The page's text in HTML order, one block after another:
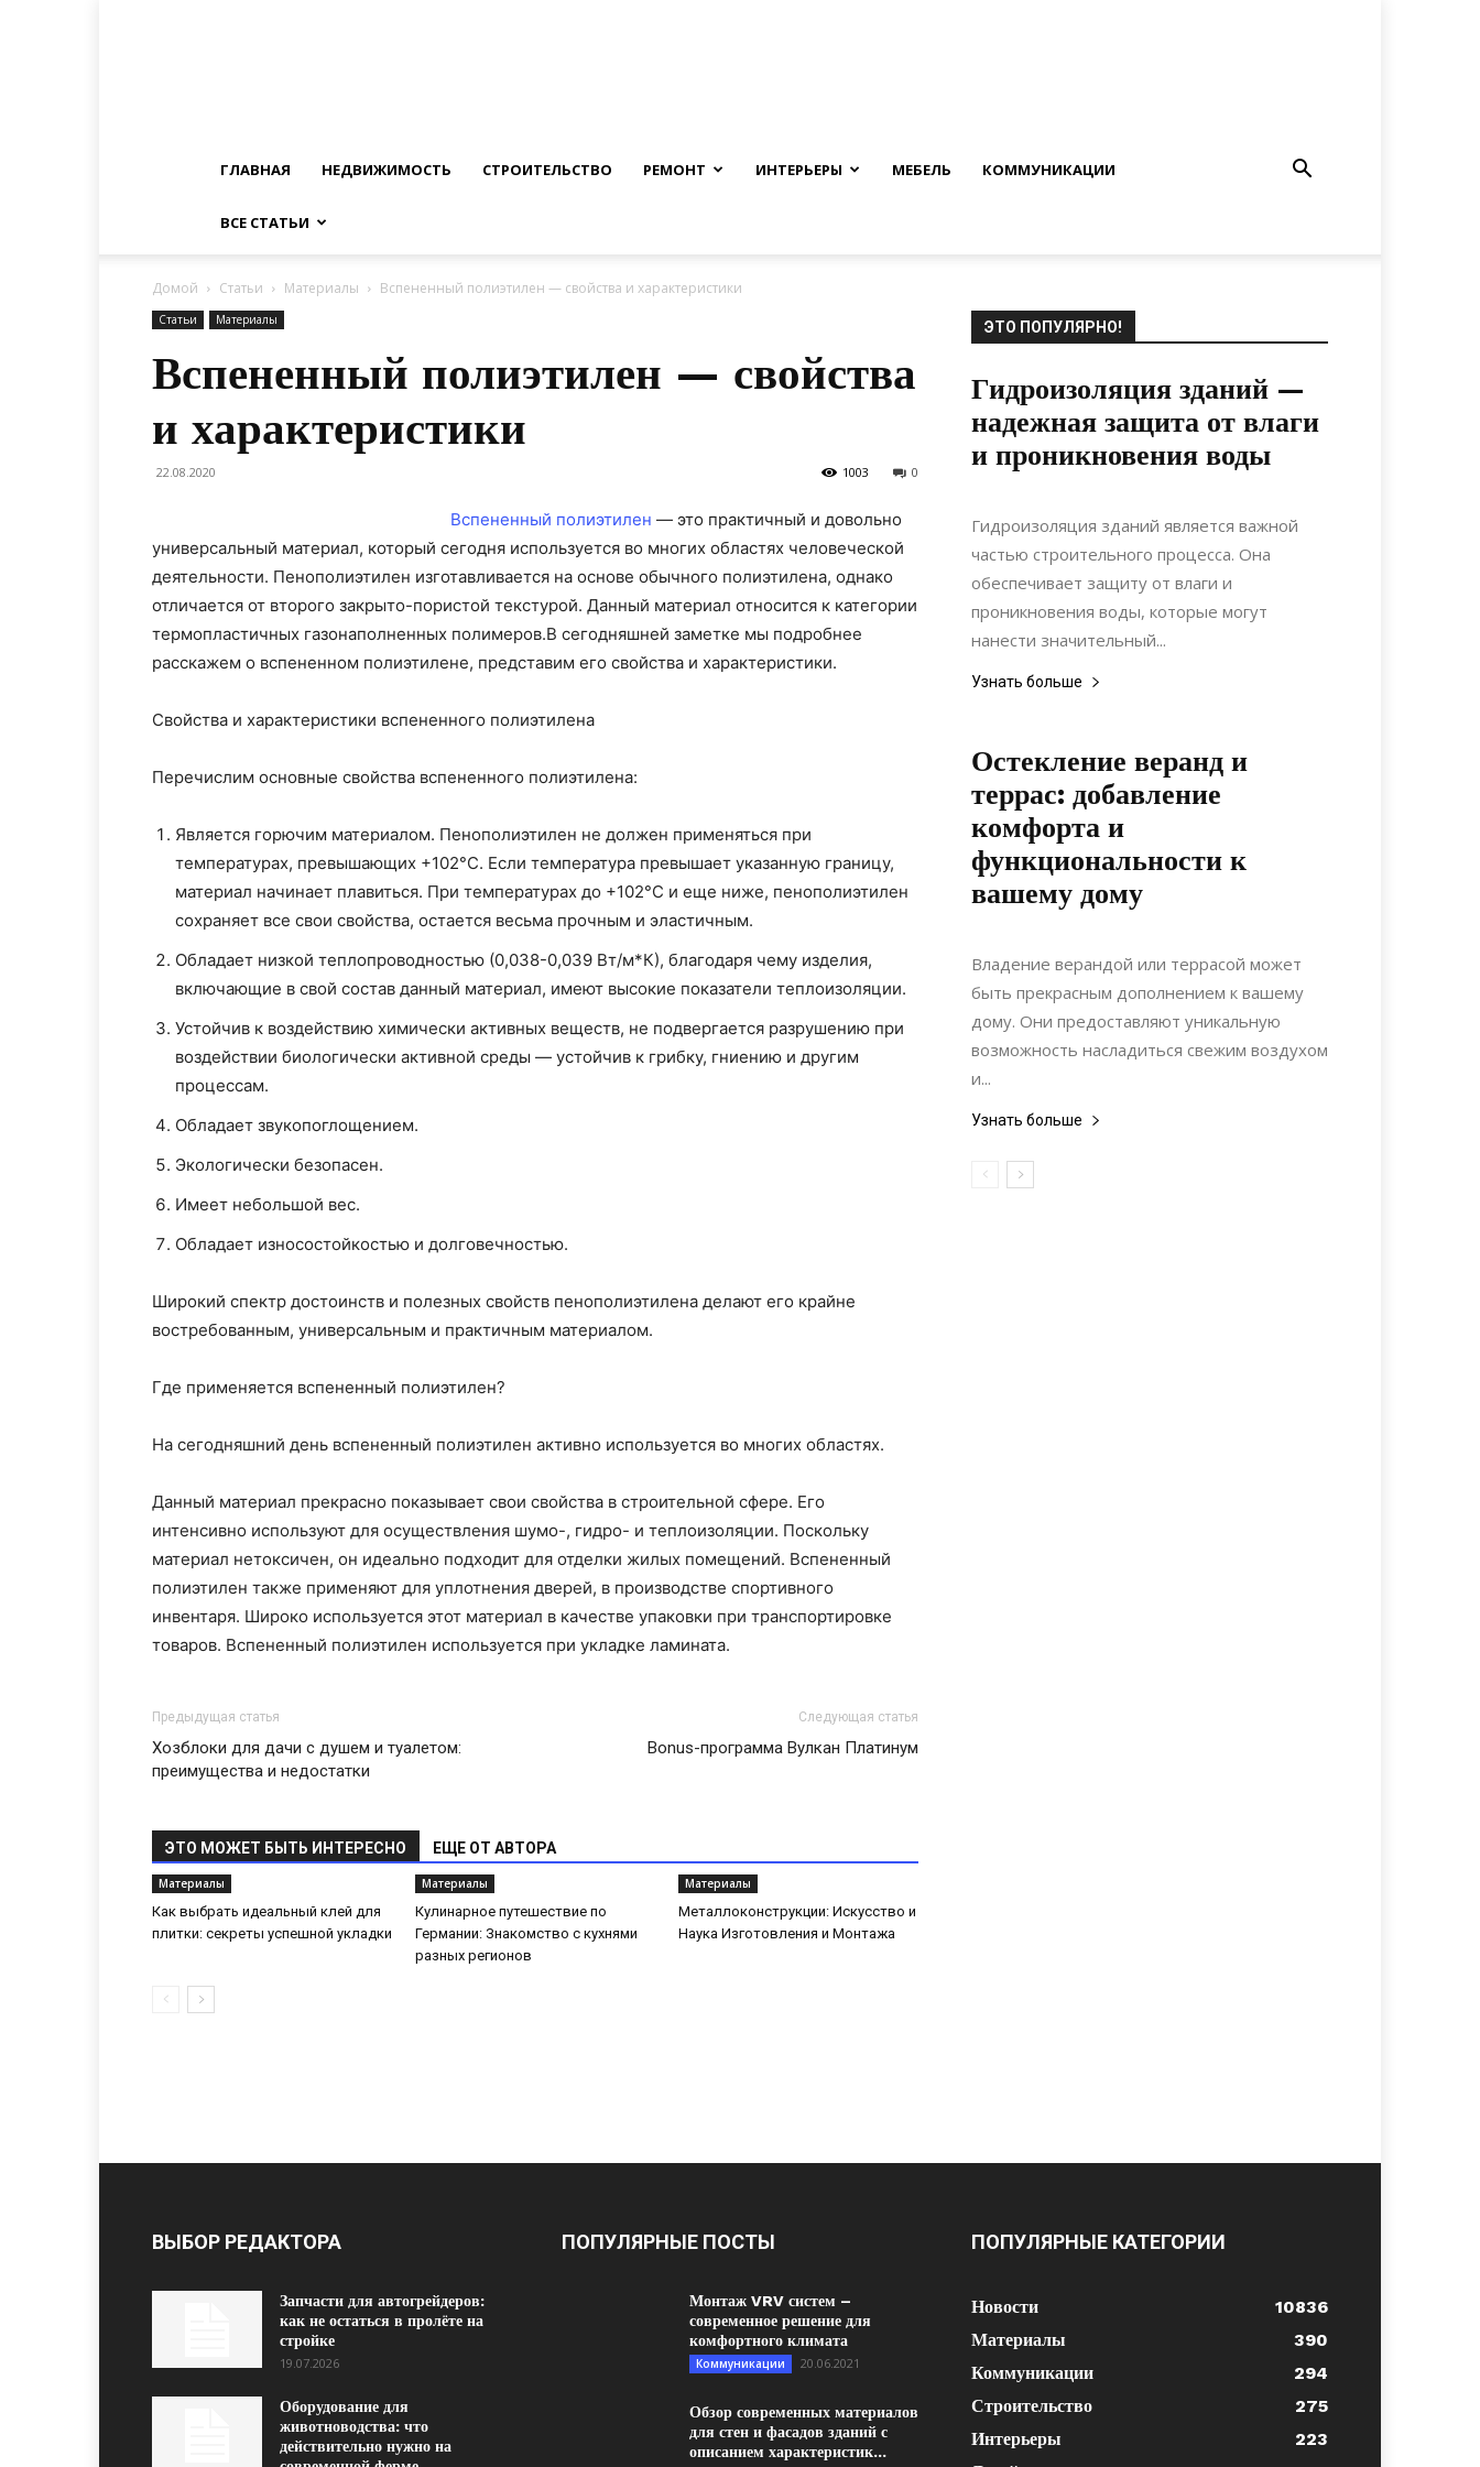
ГЛАВНАЯ НЕДВИЖИМОСТЬ СТРОИТЕЛЬСТВО РЕМОНТ ИНТЕРЬЕРЫ МЕБЕЛЬ КОММУНИКАЦИИ
ВСЕ СТАТЬИ
Домой Статьи Материалы Вспененный полиэтилен — свойства и характеристики
Статьи Материалы
Вспененный полиэтилен — свойства
и характеристики
22.08.2020 0
1003
Вспененный полиэтилен — это практичный и довольно
универсальный материал, который сегодня используется во многих областях человеческой
деятельности. Пенополиэтилен изготавливается на основе обычного полиэтилена, однако
отличается от второго закрыто-пористой текстурой. Данный материал относится к категории
термопластичных газонаполненных полимеров.В сегодняшней заметке мы подробнее
расскажем о вспененном полиэтилене, представим его свойства и характеристики.
Свойства и характеристики вспененного полиэтилена
Перечислим основные свойства вспененного полиэтилена:
Является горючим материалом. Пенополиэтилен не должен применяться при
температурах, превышающих +102°С. Если температура превышает указанную границу,
материал начинает плавиться. При температурах до +102°С и еще ниже, пенополиэтилен
сохраняет все свои свойства, остается весьма прочным и эластичным.
Обладает низкой теплопроводностью (0,038-0,039 Вт/м*К), благодаря чему изделия,
включающие в свой состав данный материал, имеют высокие показатели теплоизоляции.
Устойчив к воздействию химически активных веществ, не подвергается разрушению при
воздействии биологически активной среды — устойчив к грибку, гниению и другим
процессам.
Обладает звукопоглощением.
Экологически безопасен.
Имеет небольшой вес.
Обладает износостойкостью и долговечностью.
Широкий спектр достоинств и полезных свойств пенополиэтилена делают его крайне
востребованным, универсальным и практичным материалом.
Где применяется вспененный полиэтилен?
На сегодняшний день вспененный полиэтилен активно используется во многих областях.
Данный материал прекрасно показывает свои свойства в строительной сфере. Его
интенсивно используют для осуществления шумо-, гидро- и теплоизоляции. Поскольку
материал нетоксичен, он идеально подходит для отделки жилых помещений. Вспененный
полиэтилен также применяют для уплотнения дверей, в производстве спортивного
инвентаря. Широко используется этот материал в качестве упаковки при транспортировке
товаров. Вспененный полиэтилен используется при укладке ламината.
Предыдущая статья
Хозблоки для дачи с душем и туалетом:
преимущества и недостатки
Следующая статья
Bonus-программа Вулкан Платинум
ЭТО МОЖЕТ БЫТЬ ИНТЕРЕСНО ЕЩЕ ОТ АВТОРА
Материалы
Как выбрать идеальный клей для
плитки: секреты успешной укладки
Материалы
Кулинарное путешествие по
Германии: Знакомство с кухнями
разных регионов
Материалы
Металлоконструкции: Искусство и
Наука Изготовления и Монтажа
ЭТО ПОПУЛЯРНО!
Гидроизоляция зданий —
надежная защита от влаги
и проникновения воды
20.06.2022
Гидроизоляция зданий является важной
частью строительного процесса. Она
обеспечивает защиту от влаги и
проникновения воды, которые могут
нанести значительный...
Узнать больше
Остекление веранд и
террас: добавление
комфорта и
функциональности к
вашему дому
19.06.2022
Владение верандой или террасой может
быть прекрасным дополнением к вашему
дому. Они предоставляют уникальную
возможность насладиться свежим воздухом
и...
Узнать больше
ВЫБОР РЕДАКТОРА
Запчасти для автогрейдеров:
как не остаться в пролёте на
стройке
19.07.2026
Оборудование для
животноводства: что
действительно нужно на
ПОПУЛЯРНЫЕ ПОСТЫ
Монтаж VRV систем –
современное решение для
комфортного климата
Коммуникации 20.06.2021
Обзор современных материалов
для стен и фасадов зданий с
описанием характеристик...
ПОПУЛЯРНЫЕ КАТЕГОРИИ
Новости
10836
Материалы
390
Коммуникации
294
Строительство
275
Интерьеры
223